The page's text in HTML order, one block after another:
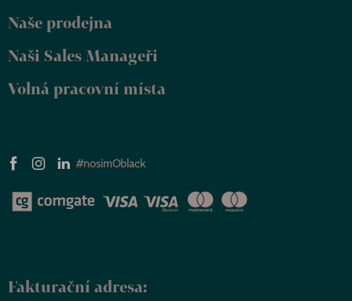
Naše prodejna
Naši Sales Manageři
Volná pracovní místa
#nosimOblack
Fakturační adresa: